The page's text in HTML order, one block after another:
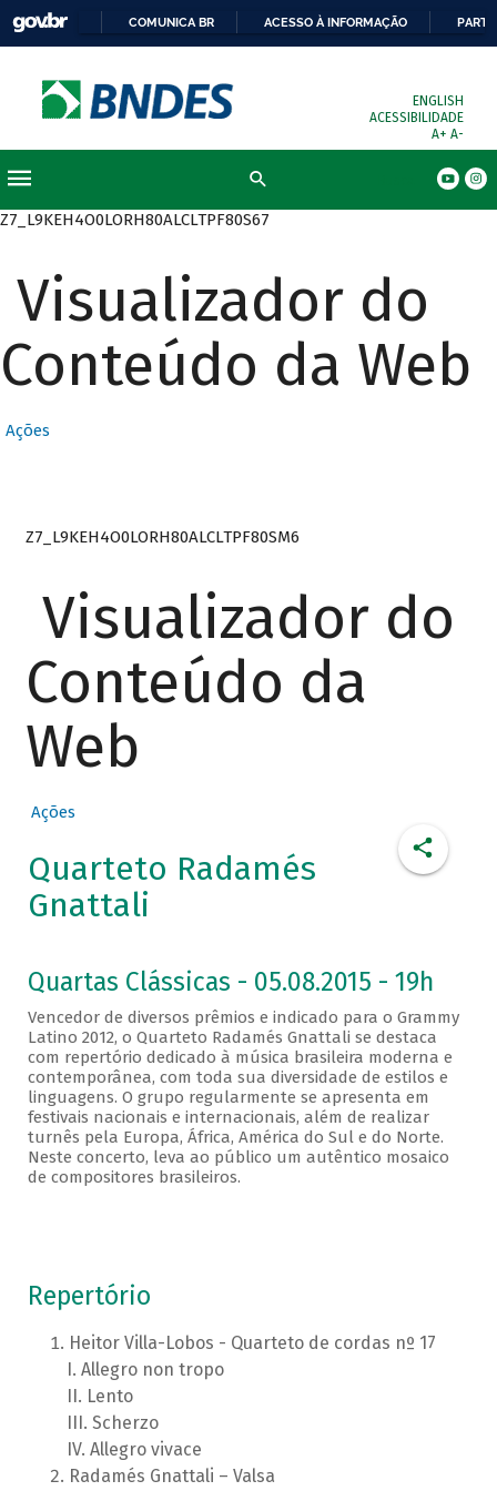
COMUNICA BR ACESSO À INFORMAÇÃO
ENGLISH
ACESSIBILIDADE
A+ A-
Z7_L9KEH4O0LORH80ALCLTPF80S67
Visualizador do
Conteúdo da Web
Ações
Z7_L9KEH4O0LORH80ALCLTPF80SM6
Visualizador do
Conteúdo da
Web
Ações
Quarteto Radamés
Gnattali
Quartas Clássicas - 05.08.2015 - 19h
Vencedor de diversos prêmios e indicado para o Grammy
Latino 2012, o Quarteto Radamés Gnattali se destaca
com repertório dedicado à música brasileira moderna e
contemporânea, com toda sua diversidade de estilos e
linguagens. O grupo regularmente se apresenta em
festivais nacionais e internacionais, além de realizar
turnês pela Europa, África, América do Sul e do Norte.
Neste concerto, leva ao público um autêntico mosaico
de compositores brasileiros.
Repertório
Heitor Villa-Lobos - Quarteto de cordas nº 17
Allegro non tropo
Lento
Scherzo
Allegro vivace
Radamés Gnattali – Valsa